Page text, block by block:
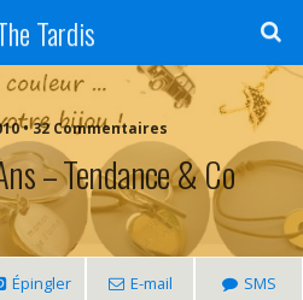
Tardis
• 32 Commentaires
– Tendance & Co
Épingler E-mail SMS